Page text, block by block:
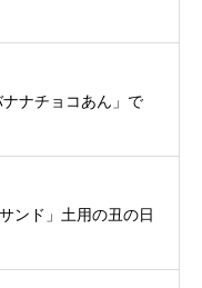
ナチョコあん」で
ンド」土用の丑の日